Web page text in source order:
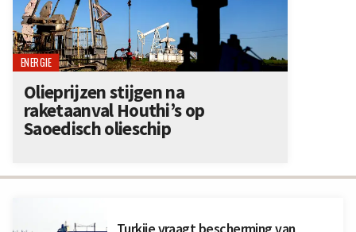
ENERGIE
Olieprijzen stijgen na
raketaanval Houthi’s op
Saoedisch olieschip